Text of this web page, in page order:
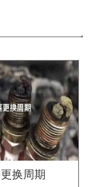
换周期